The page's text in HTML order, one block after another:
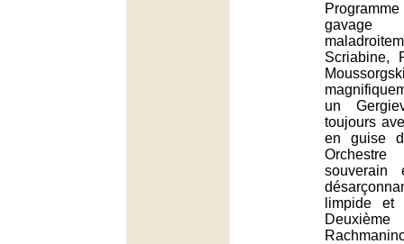
Scriabine,
un
toujours
en guise
souverain
limpide